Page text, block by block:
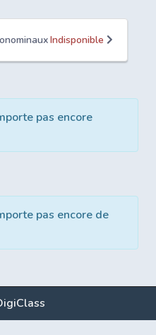
Indisponible
pas encore
pas encore de